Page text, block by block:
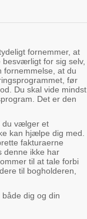
fornemmer, at
for sig selv,
fornemmelse, at du
før
Du skal vide mindst
Det er den
du vælger et
kan hjælpe dig med.
fakturaerne
denne ikke har
til at tale forbi
til bogholderen,
dig og din